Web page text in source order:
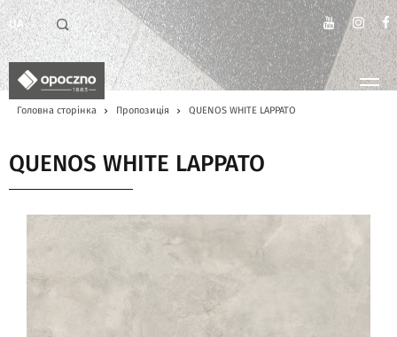
UA
Головна сторінка Пропозиція QUENOS WHITE LAPPATO
QUENOS WHITE LAPPATO